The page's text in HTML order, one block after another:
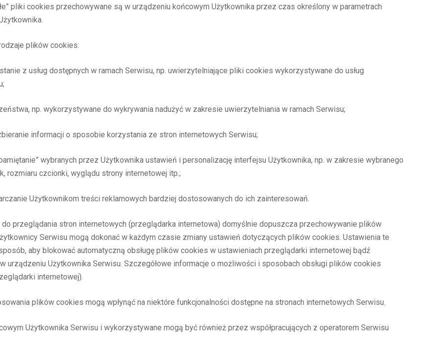
pliki cookies przechowywane są w urządzeniu końcowym Użytkownika przez czas określony w parametrach
plików cookies:
z usług dostępnych w ramach Serwisu, np. uwierzytelniające pliki cookies wykorzystywane do usług
np. wykorzystywane do wykrywania nadużyć w zakresie uwierzytelniania w ramach Serwisu;
informacji o sposobie korzystania ze stron internetowych Serwisu;
wybranych przez Użytkownika ustawień i personalizację interfejsu Użytkownika, np. w zakresie wybranego
rozmiaru czcionki, wyglądu strony internetowej itp.;
Użytkownikom treści reklamowych bardziej dostosowanych do ich zainteresowań.
do przeglądania stron internetowych (przeglądarka internetowa) domyślnie dopuszcza przechowywanie plików
Serwisu mogą dokonać w każdym czasie zmiany ustawień dotyczących plików cookies. Ustawienia te
aby blokować automatyczną obsługę plików cookies w ustawieniach przeglądarki internetowej bądź
urządzeniu Użytkownika Serwisu. Szczegółowe informacje o możliwości i sposobach obsługi plików cookies
internetowej).
plików cookies mogą wpłynąć na niektóre funkcjonalności dostępne na stronach internetowych Serwisu.
Użytkownika Serwisu i wykorzystywane mogą być również przez współpracujących z operatorem Serwisu